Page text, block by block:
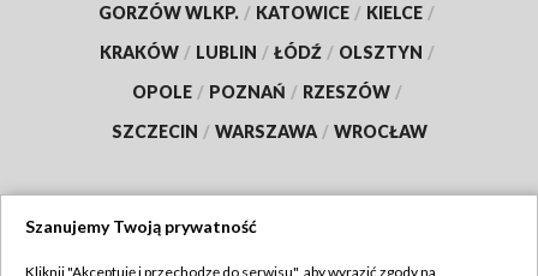
GORZÓW WLKP. / KATOWICE / KIELCE /
KRAKÓW / LUBLIN / ŁÓDŹ / OLSZTYN /
OPOLE / POZNAŃ / RZESZÓW /
SZCZECIN / WARSZAWA / WROCŁAW
Szanujemy Twoją prywatność
Kliknij "Akceptuję i przechodzę do serwisu", aby wyrazić zgody na